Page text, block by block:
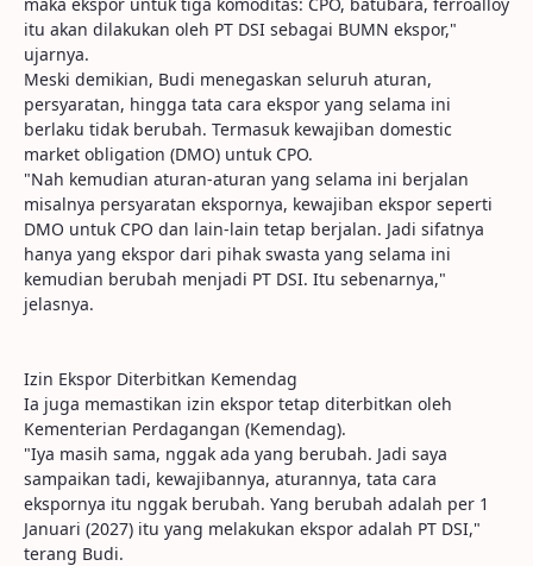
itu akan dilakukan oleh PT DSI sebagai BUMN ekspor,"
ujarnya.
Meski demikian, Budi menegaskan seluruh aturan,
persyaratan, hingga tata cara ekspor yang selama ini
berlaku tidak berubah. Termasuk kewajiban domestic
market obligation (DMO) untuk CPO.
"Nah kemudian aturan-aturan yang selama ini berjalan
misalnya persyaratan ekspornya, kewajiban ekspor seperti
DMO untuk CPO dan lain-lain tetap berjalan. Jadi sifatnya
hanya yang ekspor dari pihak swasta yang selama ini
kemudian berubah menjadi PT DSI. Itu sebenarnya,"
jelasnya.
Izin Ekspor Diterbitkan Kemendag
Ia juga memastikan izin ekspor tetap diterbitkan oleh
Kementerian Perdagangan (Kemendag).
"Iya masih sama, nggak ada yang berubah. Jadi saya
sampaikan tadi, kewajibannya, aturannya, tata cara
ekspornya itu nggak berubah. Yang berubah adalah per 1
Januari (2027) itu yang melakukan ekspor adalah PT DSI,"
terang Budi.